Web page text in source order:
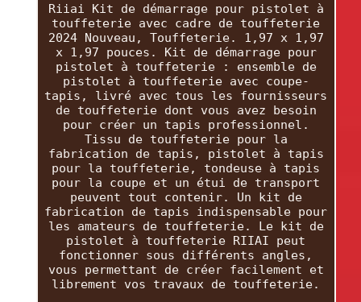
Riiai Kit de démarrage pour pistolet à
touffeterie avec cadre de touffeterie
2024 Nouveau, Touffeterie. 1,97 x 1,97
x 1,97 pouces. Kit de démarrage pour
pistolet à touffeterie : ensemble de
pistolet à touffeterie avec coupe-
tapis, livré avec tous les fournisseurs
de touffeterie dont vous avez besoin
pour créer un tapis professionnel.
Tissu de touffeterie pour la
fabrication de tapis, pistolet à tapis
pour la touffeterie, tondeuse à tapis
pour la coupe et un étui de transport
peuvent tout contenir. Un kit de
fabrication de tapis indispensable pour
les amateurs de touffeterie. Le kit de
pistolet à touffeterie RIIAI peut
fonctionner sous différents angles,
vous permettant de créer facilement et
librement vos travaux de touffeterie.